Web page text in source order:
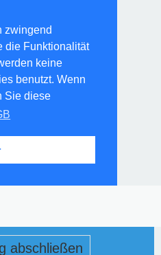
zwingend
die Funktionalität
keine
benutzt. Wenn
Sie diese
abschließen